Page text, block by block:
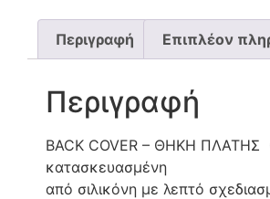
Περιγραφή Επιπλέον
Περιγραφή
BACK COVER – ΘΗΚΗ ΠΛΑΤΗΣ
κατασκευασμένη
από σιλικόνη με λεπτό